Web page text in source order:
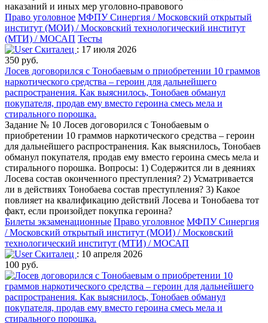
наказаний и иных мер уголовно-правового
Право уголовное МФПУ Синергия / Московский открытый
институт (МОИ) / Московский технологический институт
(МТИ) / МОСАП Тесты
Скиталец : 17 июля 2026
350 руб.
Лосев договорился с Тонобаевым о приобретении 10 граммов
наркотического средства – героин для дальнейшего
распространения. Как выяснилось, Тонобаев обманул
покупателя, продав ему вместо героина смесь мела и
стирального порошка.
Задание № 10 Лосев договорился с Тонобаевым о
приобретении 10 граммов наркотического средства – героин
для дальнейшего распространения. Как выяснилось, Тонобаев
обманул покупателя, продав ему вместо героина смесь мела и
стирального порошка. Вопросы: 1) Содержится ли в деяниях
Лосева состав оконченного преступления? 2) Усматривается
ли в действиях Тонобаева состав преступления? 3) Какое
повлияет на квалификацию действий Лосева и Тонобаева тот
факт, если произойдет покупка героина?
Билеты экзаменационные Право уголовное МФПУ Синергия
/ Московский открытый институт (МОИ) / Московский
технологический институт (МТИ) / МОСАП
Скиталец : 10 апреля 2026
100 руб.